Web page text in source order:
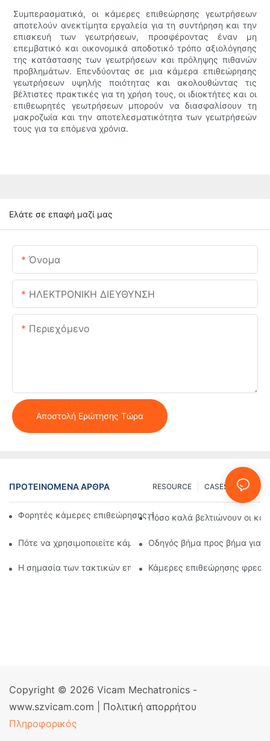
Συμπερασματικά, οι κάμερες επιθεώρησης γεωτρήσεων
αποτελούν ανεκτίμητα εργαλεία για τη συντήρηση και την
επισκευή των γεωτρήσεων, προσφέροντας έναν μη
επεμβατικό και οικονομικά αποδοτικό τρόπο αξιολόγησης
της κατάστασης των γεωτρήσεων και πρόληψης πιθανών
προβλημάτων. Επενδύοντας σε μια κάμερα επιθεώρησης
γεωτρήσεων υψηλής ποιότητας και ακολουθώντας τις
βέλτιστες πρακτικές για τη χρήση τους, οι ιδιοκτήτες και οι
επιθεωρητές γεωτρήσεων μπορούν να διασφαλίσουν τη
μακροζωία και την αποτελεσματικότητα των γεωτρήσεών
τους για τα επόμενα χρόνια.
Ελάτε σε επαφή μαζί μας
Όνομα
ΗΛΕΚΤΡΟΝΙΚΗ ΔΙΕΥΘΥΝΣΗ
Περιεχόμενο
Αποστολή Ερώτησης Τώρα
ΠΡΟΤΕΙΝΌΜΕΝΑ ΆΡΘΡΑ FAQ
CASES
RESOURCE
Φορητές κάμερες επιθεώρησης: Βασικά εργαλεία για
Πόσο καλά βελτιώνουν οι
Πότε να χρησιμοποιείτε κάμερα επιθεώρησης φρέατος:
Οδηγός βήμα προς βήμα για
Η σημασία των τακτικών επιθεωρήσεων φρεατίων με
Κάμερες επιθεώρησης
Copyright © 2026 Vicam Mechatronics -
www.szvicam.com | Πολιτική απορρήτου
Πληροφορικός